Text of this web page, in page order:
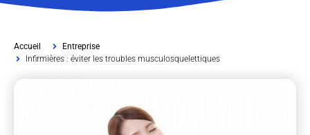
Accueil
Entreprise
Infirmières : éviter les troubles musculosquelettiques